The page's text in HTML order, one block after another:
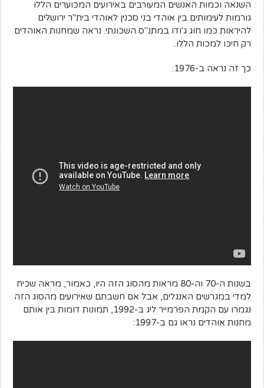
השנאה וכמות האנשים המעורבים באירועים המכוערים הללו
גורמות לעימותים בין אוהדי בני סכנין לאוהדי בית"ר ירושלים
להיראות כמו חוג ג'ודו במתנ"ס השכונתי. נראה שמחנות האוהדים
רק חיכו למכות הללו.
כך זה נראה ב-1976:
בשנות ה-70 וה-80 מראות מהסוג הזה היו, כאמור, מראה שכיח
למדי במגרשים האנגלים, אבל אם חשבתם שאירועים מהסוג הזה
נגמרו עם הקמת הפרמייר ליג ב-1992, תמונות דומות בין אותם
מחנות אוהדים נראו גם ב-1997: